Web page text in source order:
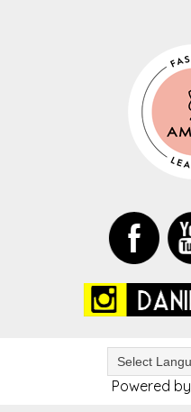
Powered by